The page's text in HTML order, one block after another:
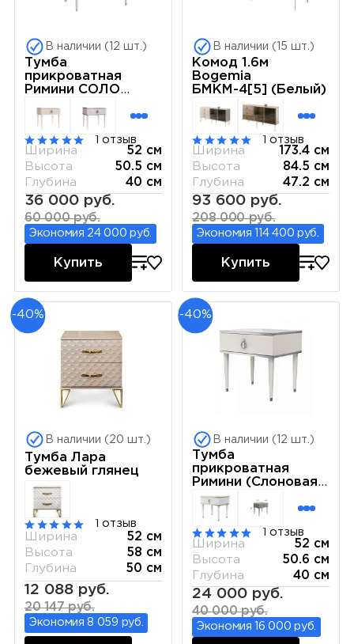
В наличии (12 шт.)
Тумба
прикроватная
Римини СОЛО
РМТП-1(s)
1 отзыв
Ширина
52 см
Высота
50.5 см
Глубина
40 см
36 000 руб.
60 000 руб.
Экономия 24 000 руб.
Купить
В наличии (15 шт.)
Комод 1.6м
Bogemia
БМКМ-4[5] (Белый)
1 отзыв
Ширина
173.4 см
Высота
84.5 см
Глубина
47.2 см
93 600 руб.
208 000 руб.
Экономия 114 400 руб.
Купить
-40%
В наличии (20 шт.)
Тумба Лара
бежевый глянец
1 отзыв
Ширина
52 см
Высота
58 см
Глубина
50 см
12 088 руб.
20 147 руб.
Экономия 8 059 руб.
-40%
В наличии (12 шт.)
Тумба
прикроватная
Римини (Слоновая
кость) РМТП-1
1 отзыв
Ширина
52 см
Высота
50.6 см
Глубина
40 см
24 000 руб.
40 000 руб.
Экономия 16 000 руб.